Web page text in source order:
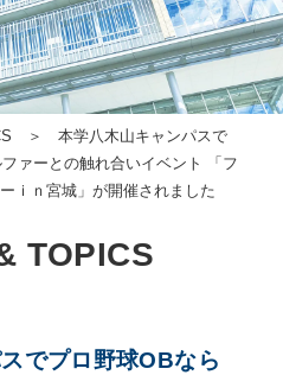
＞ 本学八木山キャンパスで
ァーとの触れ合いイベント 「フ
ｉｎ宮城」が開催されました
TOPICS
でプロ野球OBなら